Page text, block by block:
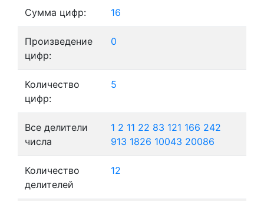
Сумма цифр: 16
Произведение
цифр:
0
Количество
цифр:
5
Все делители
числа
1 2 11 22 83 121 166 242
913 1826 10043 20086
Количество
делителей
12